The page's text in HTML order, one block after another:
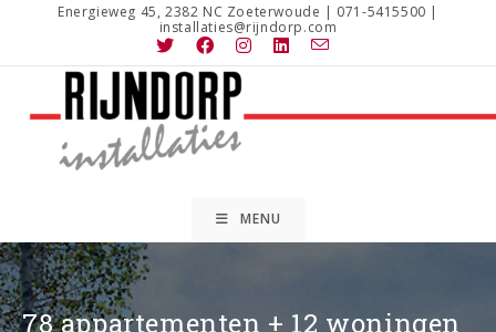
Energieweg 45, 2382 NC Zoeterwoude | 071-5415500 |
installaties@rijndorp.com
MENU
78 appartementen + 12 woningen